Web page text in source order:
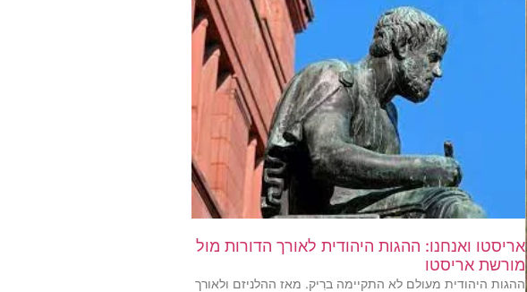
אריסטו ואנחנו: ההגות היהודית לאורך הדורות מול
מורשת אריסטו
ההגות היהודית מעולם לא התקיימה ברִיק. מאז ההלניזם ולאורך